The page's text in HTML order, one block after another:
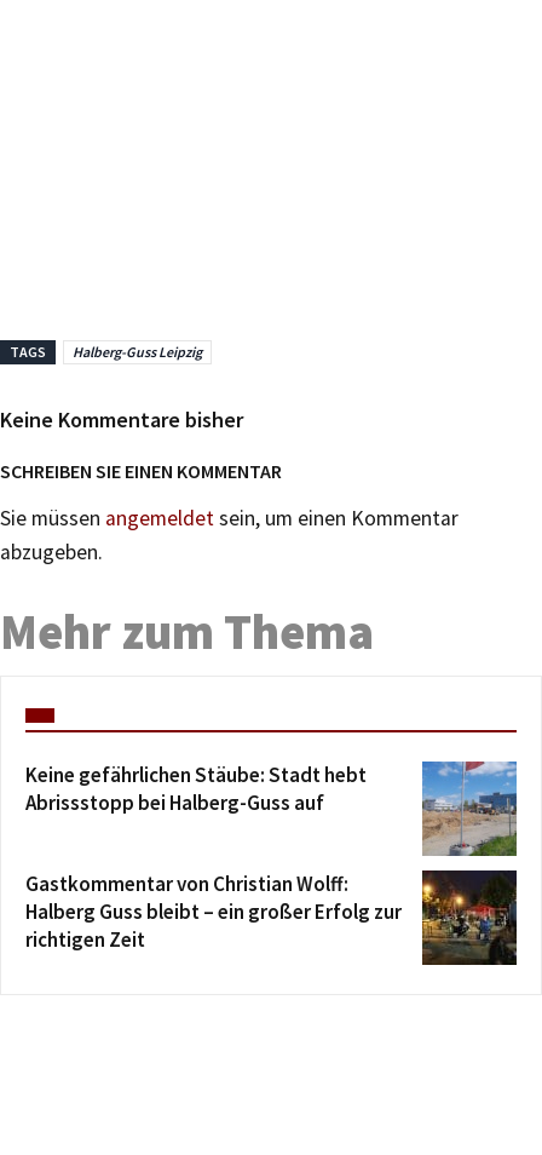
TAGS Halberg-Guss Leipzig
Keine Kommentare bisher
SCHREIBEN SIE EINEN KOMMENTAR
Sie müssen angemeldetsein, um einen Kommentar
abzugeben.
Mehr zum Thema
Keine gefährlichen Stäube: Stadt hebt
Abrissstopp bei Halberg-Guss auf
Gastkommentar von Christian Wolff:
Halberg Guss bleibt – ein großer Erfolg zur
richtigen Zeit